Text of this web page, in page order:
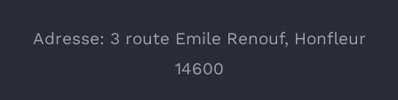
Adresse: 3 route Emile Renouf, Honfleur
14600